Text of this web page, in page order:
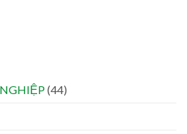
(44)